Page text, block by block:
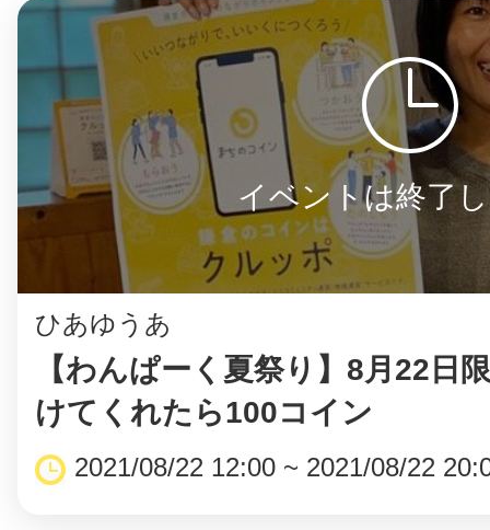
イベントは終了
ひあゆうあ
【わんぱーく夏祭り】8月22日
けてくれたら100コイン
2021/08/22 12:00 ~ 2021/08/22